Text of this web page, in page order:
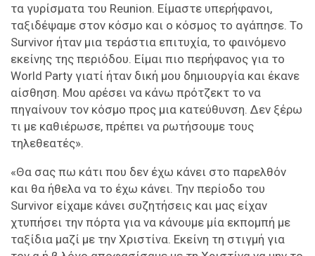
τα γυρίσματα του Reunion. Είμαστε υπερήφανοι,
ταξιδέψαμε στον κόσμο και ο κόσμος το αγάπησε. Το
Survivor ήταν μια τεράστια επιτυχία, το φαινόμενο
εκείνης της περιόδου. Είμαι πιο περήφανος για το
World Party γιατί ήταν δική μου δημιουργία και έκανε
αίσθηση. Μου αρέσει να κάνω πρότζεκτ το να
πηγαίνουν τον κόσμο προς μια κατεύθυνση. Δεν ξέρω
τι με καθιέρωσε, πρέπει να ρωτήσουμε τους
τηλεθεατές».
«Θα σας πω κάτι που δεν έχω κάνει στο παρελθόν
και θα ήθελα να το έχω κάνει. Την περίοδο του
Survivor είχαμε κάνει συζητήσεις και μας είχαν
χτυπήσει την πόρτα για να κάνουμε μία εκπομπή με
ταξίδια μαζί με την Χριστίνα. Εκείνη τη στιγμή για